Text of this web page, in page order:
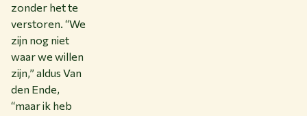
zonder het te
verstoren. “We
zijn nog niet
waar we willen
zijn,” aldus Van
den Ende,
“maar ik heb